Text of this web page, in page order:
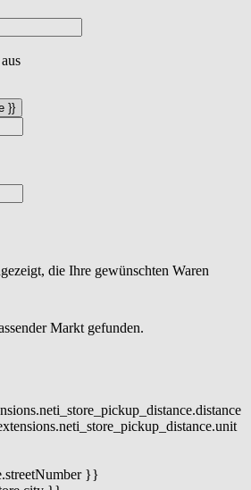
}}
die Ihre gewünschten Waren
Markt gefunden.
}}